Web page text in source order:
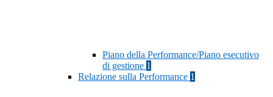
Piano della Performance/Piano esecutivo
di gestione 1
Relazione sulla Performance 1